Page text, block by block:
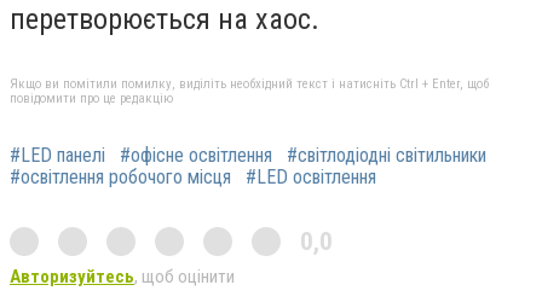
перетворюється на хаос.
Якщо ви помітили помилку, виділіть необхідний текст і натисніть Ctrl + Enter, щоб
повідомити про це редакцію
#LED панелі #офісне освітлення
#світлодіодні світильники
#освітлення робочого місця
#LED освітлення
0,0
Авторизуйтесь, щоб оцінити